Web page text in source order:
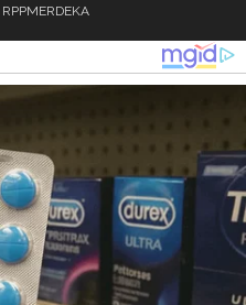
RPPMERDEKA